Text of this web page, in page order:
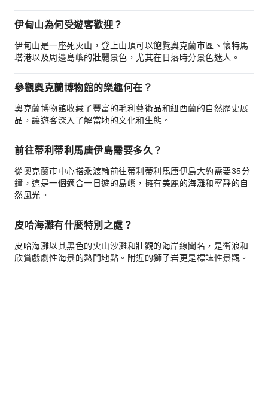
伊甸山為何受遊客歡迎？
伊甸山是一座死火山，登上山頂可以飽覽奧克蘭市區、懷特馬
塔港以及周邊島嶼的壯麗景色，尤其在日落時分景色迷人。
參觀奧克蘭博物館的樂趣何在？
奧克蘭博物館收藏了豐富的毛利藝術品和紐西蘭的自然歷史展
品，讓遊客深入了解當地的文化和生態。
前往蒂利蒂利馬唐伊島需要多久？
從奧克蘭市中心搭乘渡輪前往蒂利蒂利馬唐伊島大約需要35分
鐘，這是一個適合一日遊的島嶼，擁有美麗的海灘和寧靜的自
然風光。
皮哈海灘有什麼特別之處？
皮哈海灘以其黑色的火山沙灘和壯觀的海岸線聞名，是衝浪和
欣賞戲劇性海景的熱門地點。附近的獅子岩更是標誌性景觀。